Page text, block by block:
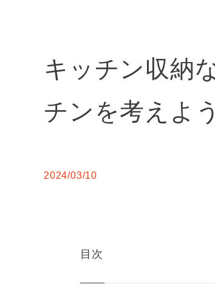
キッチン収納
チンを考えよう
2024/03/10
目次